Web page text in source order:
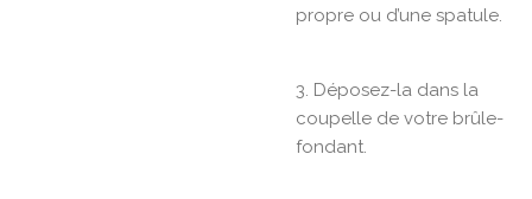
propre ou d’une spatule.
3. Déposez-la dans la
coupelle de votre brûle-
fondant.